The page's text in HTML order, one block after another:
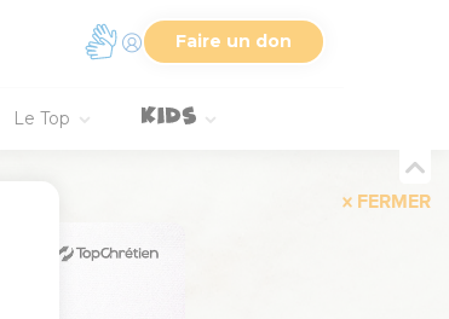
Faire un don
Le Top
FERMER